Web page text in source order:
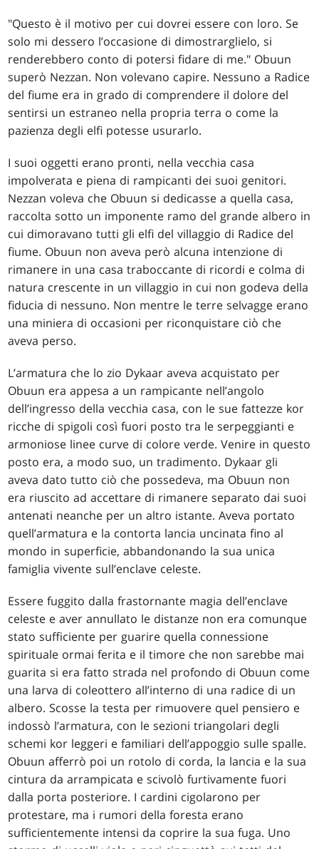
"Questo è il motivo per cui dovrei essere con loro. Se
solo mi dessero l’occasione di dimostrarglielo, si
renderebbero conto di potersi fidare di me." Obuun
superò Nezzan. Non volevano capire. Nessuno a Radice
del fiume era in grado di comprendere il dolore del
sentirsi un estraneo nella propria terra o come la
pazienza degli elfi potesse usurarlo.
I suoi oggetti erano pronti, nella vecchia casa
impolverata e piena di rampicanti dei suoi genitori.
Nezzan voleva che Obuun si dedicasse a quella casa,
raccolta sotto un imponente ramo del grande albero in
cui dimoravano tutti gli elfi del villaggio di Radice del
fiume. Obuun non aveva però alcuna intenzione di
rimanere in una casa traboccante di ricordi e colma di
natura crescente in un villaggio in cui non godeva della
fiducia di nessuno. Non mentre le terre selvagge erano
una miniera di occasioni per riconquistare ciò che
aveva perso.
L’armatura che lo zio Dykaar aveva acquistato per
Obuun era appesa a un rampicante nell’angolo
dell’ingresso della vecchia casa, con le sue fattezze kor
ricche di spigoli così fuori posto tra le serpeggianti e
armoniose linee curve di colore verde. Venire in questo
posto era, a modo suo, un tradimento. Dykaar gli
aveva dato tutto ciò che possedeva, ma Obuun non
era riuscito ad accettare di rimanere separato dai suoi
antenati neanche per un altro istante. Aveva portato
quell’armatura e la contorta lancia uncinata fino al
mondo in superficie, abbandonando la sua unica
famiglia vivente sull’enclave celeste.
Essere fuggito dalla frastornante magia dell’enclave
celeste e aver annullato le distanze non era comunque
stato sufficiente per guarire quella connessione
spirituale ormai ferita e il timore che non sarebbe mai
guarita si era fatto strada nel profondo di Obuun come
una larva di coleottero all’interno di una radice di un
albero. Scosse la testa per rimuovere quel pensiero e
indossò l’armatura, con le sezioni triangolari degli
schemi kor leggeri e familiari dell’appoggio sulle spalle.
Obuun afferrò poi un rotolo di corda, la lancia e la sua
cintura da arrampicata e scivolò furtivamente fuori
dalla porta posteriore. I cardini cigolarono per
protestare, ma i rumori della foresta erano
sufficientemente intensi da coprire la sua fuga. Uno